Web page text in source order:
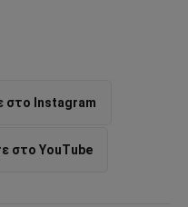
στο Instagram
στο YouTube